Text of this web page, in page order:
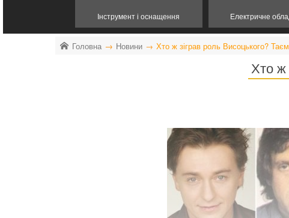
Інструмент і оснащення Електричне
Головна Новини Хто ж зіграв роль Висоцького?
Хто ж